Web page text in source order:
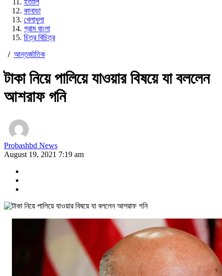
ইতালি
কানাডা
খেলাধুলা
গ্রাম বাংলা
চিত্র বিচিত্র
/ আন্তর্জাতিক
টাকা নিয়ে পালিয়ে যাওয়ার বিষয়ে যা বললেন
আশরাফ গনি
Probashbd News
August 19, 2021 7:19 am